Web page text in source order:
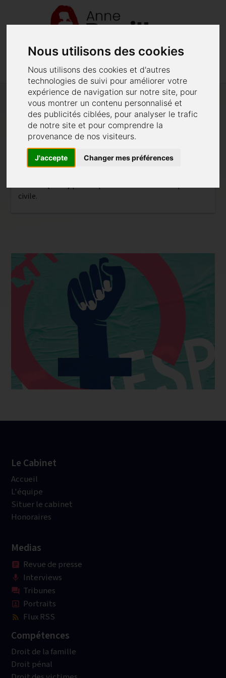
Nous utilisons des cookies
Nous utilisons des cookies et d'autres
technologies de suivi pour améliorer votre
expérience de navigation sur notre site, pour
vous montrer un contenu personnalisé et
des publicités ciblées, pour analyser le trafic
de notre site et pour comprendre la
provenance de nos visiteurs.
J'accepte Changer mes préférences
menu Menu phone 02 40 48 62 52
Constitution de partie civile
Constitution de partie civile délictuelle
Femme (39 19)pour laquelle elle se constitue partie
civile.
Le Cabinet
Accueil
L'équipe
Situer le cabinet
Honoraires
Medias
article Revue de presse
mic Interviews
question_answer Tribunes
portrait Portraits
rss_feed Flux RSS
Compétences
Droit de la famille
Droit pénal